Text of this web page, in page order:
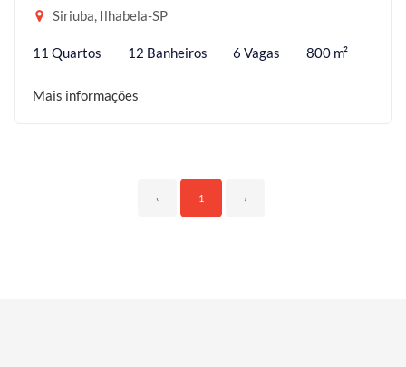
Siriuba, Ilhabela-SP
11 Quartos 12 Banheiros 6 Vagas 800 m²
Mais informações
‹ 1 ›